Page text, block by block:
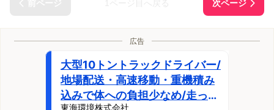
広告
大型10トントラックドライバー/
地場配送・高速移動・重機積み
込みで体への負担少なめ/走った
東海環境株式会社